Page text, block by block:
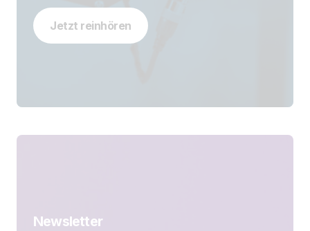
Jetzt reinhören
Newsletter